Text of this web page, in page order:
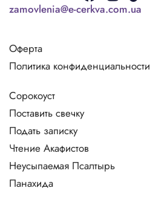
zamovlenia@e-cerkva.com.ua
Оферта
Политика конфиденциальности
Сорокоуст
Поставить свечку
Подать записку
Чтение Акафистов
Неусыпаемая Псалтырь
Панахида